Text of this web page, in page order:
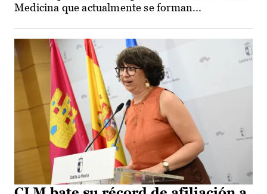
Medicina que actualmente se forman...